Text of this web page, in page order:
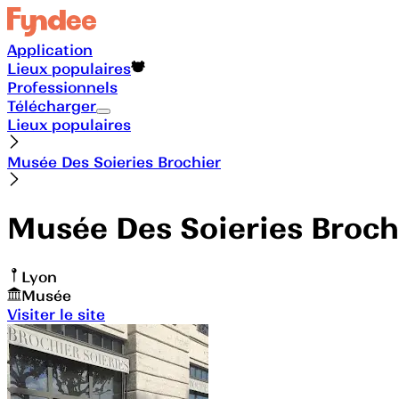
Application
Lieux populaires
Professionnels
Télécharger
Lieux populaires
Musée Des Soieries Brochier
Musée Des Soieries
Lyon
Musée
Visiter le site